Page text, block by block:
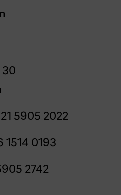
30
5905 2022
1514 0193
2742